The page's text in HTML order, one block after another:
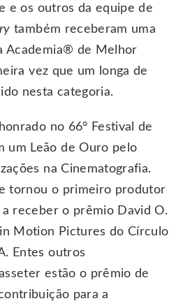
e os outros da equipe de
também receberam uma
Academia® de Melhor
vez que um longa de
nesta categoria.
no 66° Festival de
um Leão de Ouro pelo
na Cinematografia.
tornou o primeiro produtor
receber o prêmio David O.
Motion Pictures do Círculo
Entes outros
estão o prêmio de
para a